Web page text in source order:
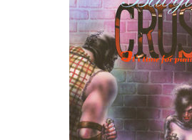
Расширенная версия Х3
REBalance
Работы Kuroneko
Doom 3 Remaster Fan Edition
X2 - The Threat Remaster Fan Edition